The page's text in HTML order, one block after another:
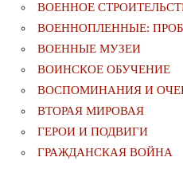
ВОЕННОЕ
ВОЕННОПЛЕННЫЕ:
ВОЕННЫЕ МУЗЕИ
ВОИНСКОЕ ОБУЧЕНИЕ
ВОСПОМИНАНИЯ И
ВТОРАЯ МИРОВАЯ
ГЕРОИ И ПОДВИГИ
ГРАЖДАНСКАЯ ВОЙНА